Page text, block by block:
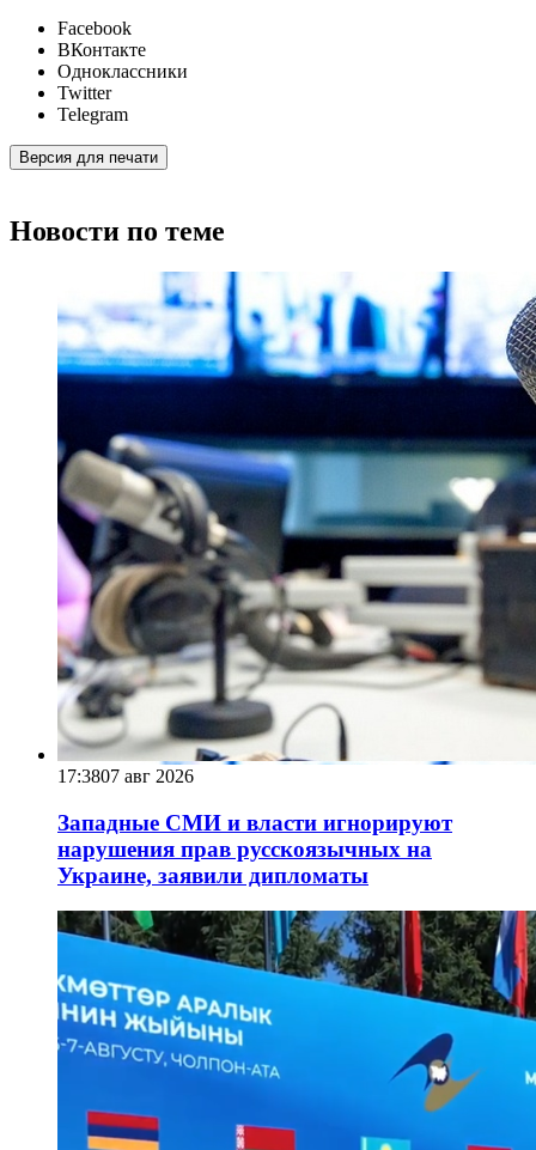
Facebook
ВКонтакте
Одноклассники
Twitter
Telegram
Версия для печати
Новости по теме
17:3807 авг 2026
Западные СМИ и власти игнорируют
нарушения прав русскоязычных на
Украине, заявили дипломаты